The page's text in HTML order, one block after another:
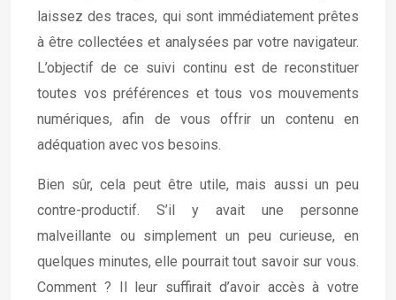
laissez des traces, qui sont immédiatement prêtes
à être collectées et analysées par votre navigateur.
L’objectif de ce suivi continu est de reconstituer
toutes vos préférences et tous vos mouvements
numériques, afin de vous offrir un contenu en
adéquation avec vos besoins.
Bien sûr, cela peut être utile, mais aussi un peu
contre-productif. S’il y avait une personne
malveillante ou simplement un peu curieuse, en
quelques minutes, elle pourrait tout savoir sur vous.
Comment ? Il leur suffirait d’avoir accès à votre